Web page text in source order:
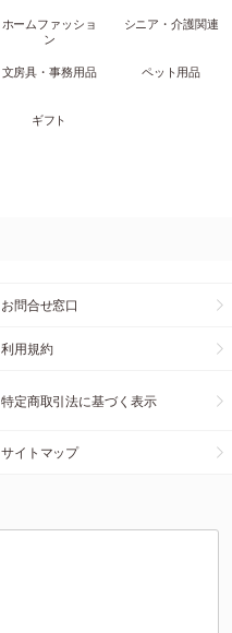
ホームファッショ
ン
シニア・介護関連
文房具・事務用品 ペット用品
ギフト
お問合せ窓口
利用規約
特定商取引法に基づく表示
サイトマップ